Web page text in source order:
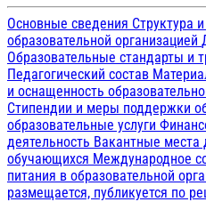
Основные сведения Структура
образовательной организацией
Образовательные стандарты и
Педагогический состав
и оснащенность
Стипендии и меры поддержки
образовательные услуги
деятельность Вакантные места
обучающихся Международное
питания в образовательной
размещается, публикуется по